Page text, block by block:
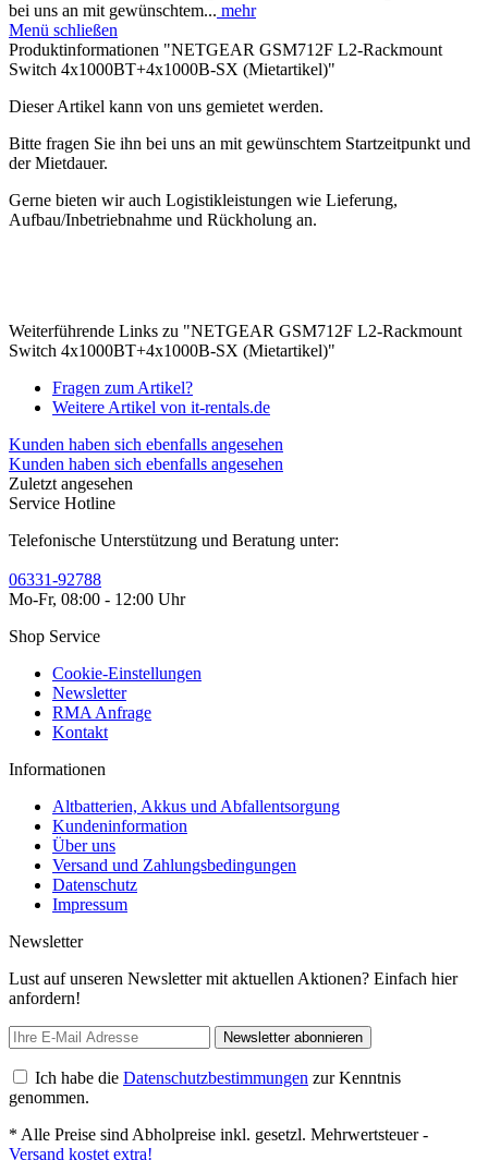
bei uns an mit gewünschtem... mehr
Menü schließen
Produktinformationen "NETGEAR GSM712F L2-Rackmount
Switch 4x1000BT+4x1000B-SX (Mietartikel)"
Dieser Artikel kann von uns gemietet werden.
Bitte fragen Sie ihn bei uns an mit gewünschtem Startzeitpunkt und
der Mietdauer.
Gerne bieten wir auch Logistikleistungen wie Lieferung,
Aufbau/Inbetriebnahme und Rückholung an.
Weiterführende Links zu "NETGEAR GSM712F L2-Rackmount
Switch 4x1000BT+4x1000B-SX (Mietartikel)"
Fragen zum Artikel?
Weitere Artikel von it-rentals.de
Kunden haben sich ebenfalls angesehen
Kunden haben sich ebenfalls angesehen
Zuletzt angesehen
Service Hotline
Telefonische Unterstützung und Beratung unter:
06331-92788
Mo-Fr, 08:00 - 12:00 Uhr
Shop Service
Cookie-Einstellungen
Newsletter
RMA Anfrage
Kontakt
Informationen
Altbatterien, Akkus und Abfallentsorgung
Kundeninformation
Über uns
Versand und Zahlungsbedingungen
Datenschutz
Impressum
Newsletter
Lust auf unseren Newsletter mit aktuellen Aktionen? Einfach hier
anfordern!
Newsletter abonnieren
Ich habe die Datenschutzbestimmungen zur Kenntnis
genommen.
* Alle Preise sind Abholpreise inkl. gesetzl. Mehrwertsteuer -
Versand kostet extra!